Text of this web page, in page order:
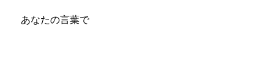
あなたの言葉で